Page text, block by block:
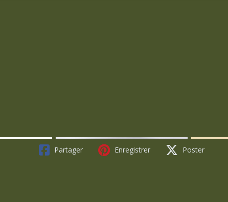
Partager Enregistrer Poster